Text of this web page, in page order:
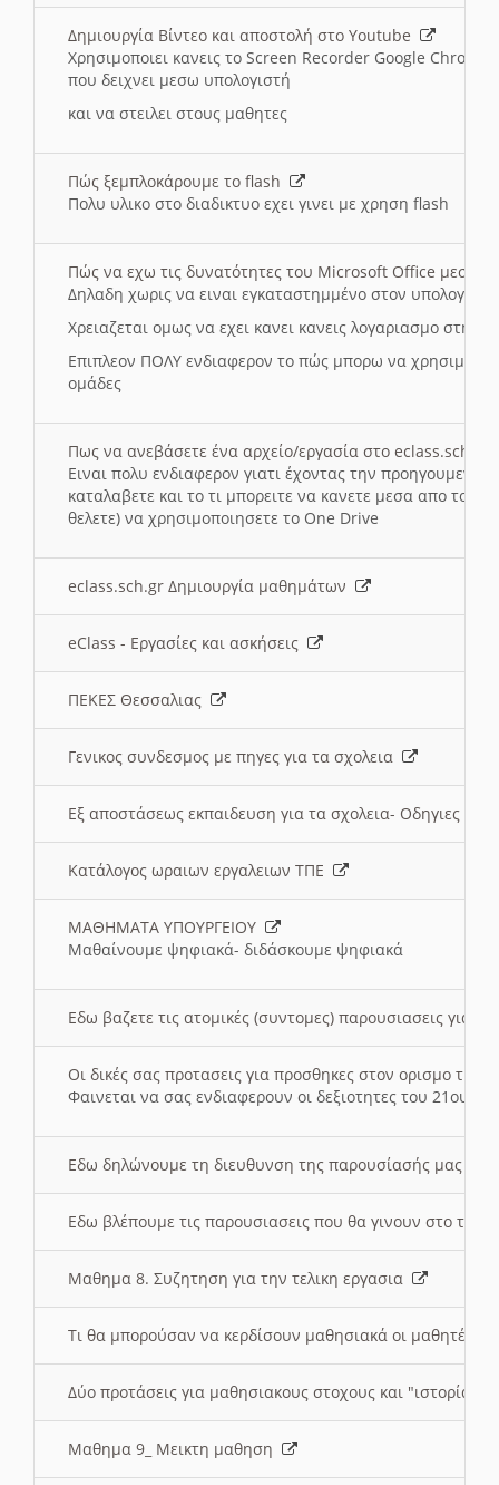
Δημιουργία Βίντεο και αποστολή στο Youtube
Χρησιμοποιει κανεις το Screen Recorder Google Chrome
που δειχνει μεσω υπολογιστή
και να στειλει στους μαθητες
Πώς ξεμπλοκάρουμε το flash
Πολυ υλικο στο διαδικτυο εχει γινει με χρηση flash
Πώς να εχω τις δυνατότητες του Microsoft Office μεσω
Δηλαδη χωρις να ειναι εγκαταστημμένο στον
Χρειαζεται ομως να εχει κανει κανεις λογαριασμο στη
Επιπλεον ΠΟΛΥ ενδιαφερον το πώς μπορω να
ομάδες
Πως να ανεβάσετε ένα αρχείο/εργασία στο eclass.sch.gr
Ειναι πολυ ενδιαφερον γιατι έχοντας την
καταλαβετε και το τι μπορειτε να κανετε μεσα απο το
θελετε) να χρησιμοποιησετε το One Drive
eclass.sch.gr Δημιουργία μαθημάτων
eClass - Εργασίες και ασκήσεις
ΠΕΚΕΣ Θεσσαλιας
Γενικος συνδεσμος με πηγες για τα σχολεια
Εξ αποστάσεως εκπαιδευση για τα σχολεια- Οδηγιες
Κατάλογος ωραιων εργαλειων ΤΠΕ
ΜΑΘΗΜΑΤΑ ΥΠΟΥΡΓΕΙΟΥ
Μαθαίνουμε ψηφιακά- διδάσκουμε ψηφιακά
Εδω βαζετε τις ατομικές (συντομες) παρουσιασεις για
Οι δικές σας προτασεις για προσθηκες στον ορισμο
Φαινεται να σας ενδιαφερουν οι δεξιοτητες του 21ου
Εδω δηλώνουμε τη διευθυνση της παρουσίασής μας
Εδω βλέπουμε τις παρουσιασεις που θα γινουν στο
Μαθημα 8. Συζητηση για την τελικη εργασια
Τι θα μπορούσαν να κερδίσουν μαθησιακά οι μαθητές/
Δύο προτάσεις για μαθησιακους στοχους και "ιστορία"
Μαθημα 9_ Μεικτη μαθηση